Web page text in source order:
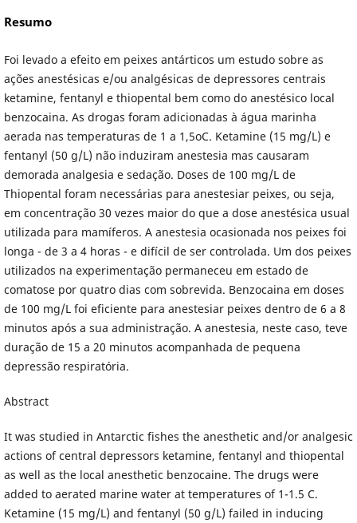
Resumo
Foi levado a efeito em peixes antárticos um estudo sobre as
ações anestésicas e/ou analgésicas de depressores centrais
ketamine, fentanyl e thiopental bem como do anestésico local
benzocaina. As drogas foram adicionadas à água marinha
aerada nas temperaturas de 1 a 1,5oC. Ketamine (15 mg/L) e
fentanyl (50 g/L) não induziram anestesia mas causaram
demorada analgesia e sedação. Doses de 100 mg/L de
Thiopental foram necessárias para anestesiar peixes, ou seja,
em concentração 30 vezes maior do que a dose anestésica usual
utilizada para mamíferos. A anestesia ocasionada nos peixes foi
longa - de 3 a 4 horas - e difícil de ser controlada. Um dos peixes
utilizados na experimentação permaneceu em estado de
comatose por quatro dias com sobrevida. Benzocaina em doses
de 100 mg/L foi eficiente para anestesiar peixes dentro de 6 a 8
minutos após a sua administração. A anestesia, neste caso, teve
duração de 15 a 20 minutos acompanhada de pequena
depressão respiratória.
Abstract
It was studied in Antarctic fishes the anesthetic and/or analgesic
actions of central depressors ketamine, fentanyl and thiopental
as well as the local anesthetic benzocaine. The drugs were
added to aerated marine water at temperatures of 1-1.5 C.
Ketamine (15 mg/L) and fentanyl (50 g/L) failed in inducing